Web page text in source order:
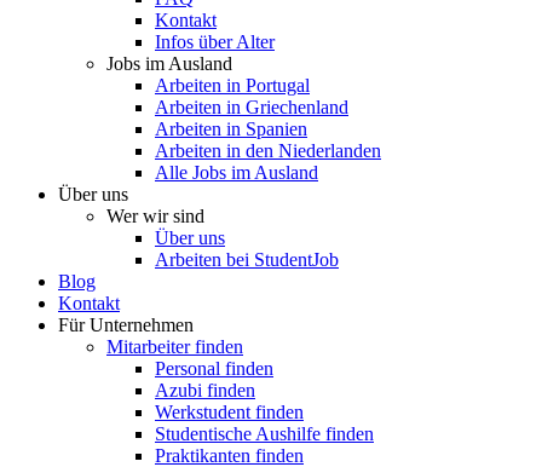
Kontakt
Infos über Alter
Jobs im Ausland
Arbeiten in Portugal
Arbeiten in Griechenland
Arbeiten in Spanien
Arbeiten in den Niederlanden
Alle Jobs im Ausland
Über uns
Wer wir sind
Über uns
Arbeiten bei StudentJob
Blog
Kontakt
Für Unternehmen
Mitarbeiter finden
Personal finden
Azubi finden
Werkstudent finden
Studentische Aushilfe finden
Praktikanten finden